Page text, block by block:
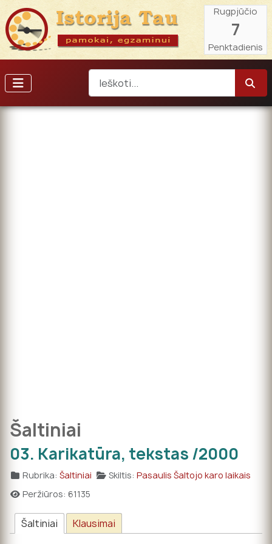
Rugpjūčio
7
Penktadienis
Šaltiniai
03. Karikatūra, tekstas /2000
Rubrika: Šaltiniai Skiltis: Pasaulis Šaltojo karo laikais
Peržiūros: 61135
Šaltiniai Klausimai